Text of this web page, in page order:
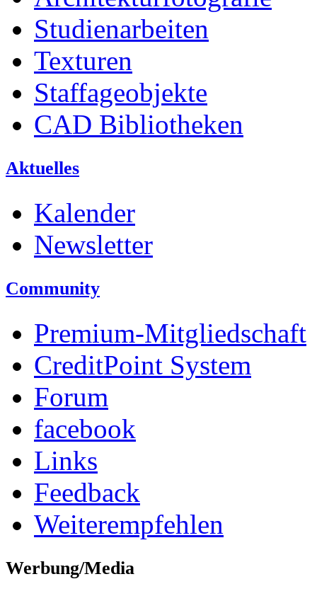
Studienarbeiten
Texturen
Staffageobjekte
CAD Bibliotheken
Aktuelles
Kalender
Newsletter
Community
Premium-Mitgliedschaft
CreditPoint System
Forum
facebook
Links
Feedback
Weiterempfehlen
Werbung/Media